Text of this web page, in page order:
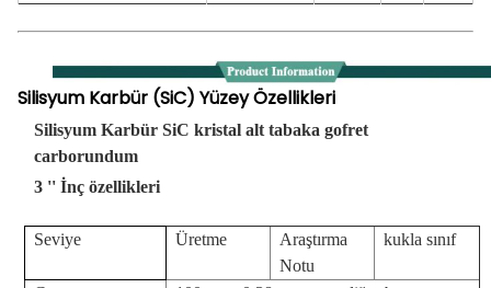
Silisyum Karbür (SiC) Yüzey Özellikleri
Silisyum Karbür SiC kristal alt tabaka gofret
carborundum
3 '' İnç özellikleri
Seviye Üretme
Araştırma
Notu
kukla sınıf